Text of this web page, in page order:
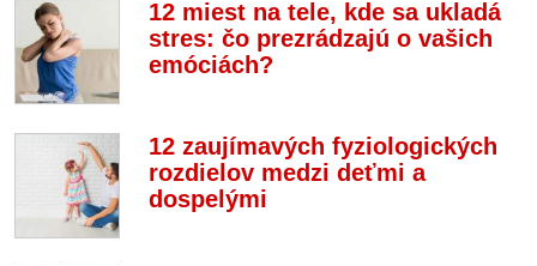
12 miest na tele, kde sa ukladá
stres: čo prezrádzajú o vašich
emóciách?
12 zaujímavých fyziologických
rozdielov medzi deťmi a
dospelými